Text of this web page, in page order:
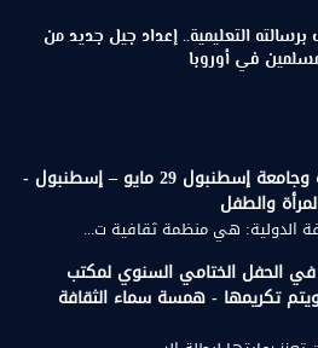
التعليمية.. إعداد جيل جديد من
في أوروبا
زيارة علمية إلى جامعة مرمرة وجامعة إسطنبول 29 مايو – إسطنبول -
والطفل
الدولية: هي منظمة ثقافية ت...
الحفل الختامي السنوي لمكتب
تكريمها - همسة سماء الثقافة